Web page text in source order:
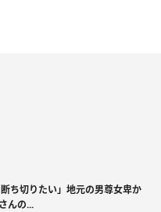
断ち切りたい」地元の男尊女卑か
んの...